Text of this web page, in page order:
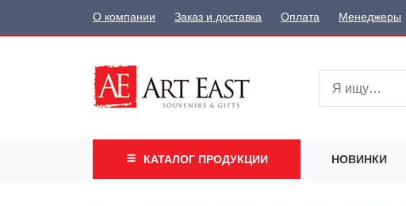
О компании Заказ и доставка Оплата Менеджеры
КАТАЛОГ ПРОДУКЦИИ НОВИНКИ